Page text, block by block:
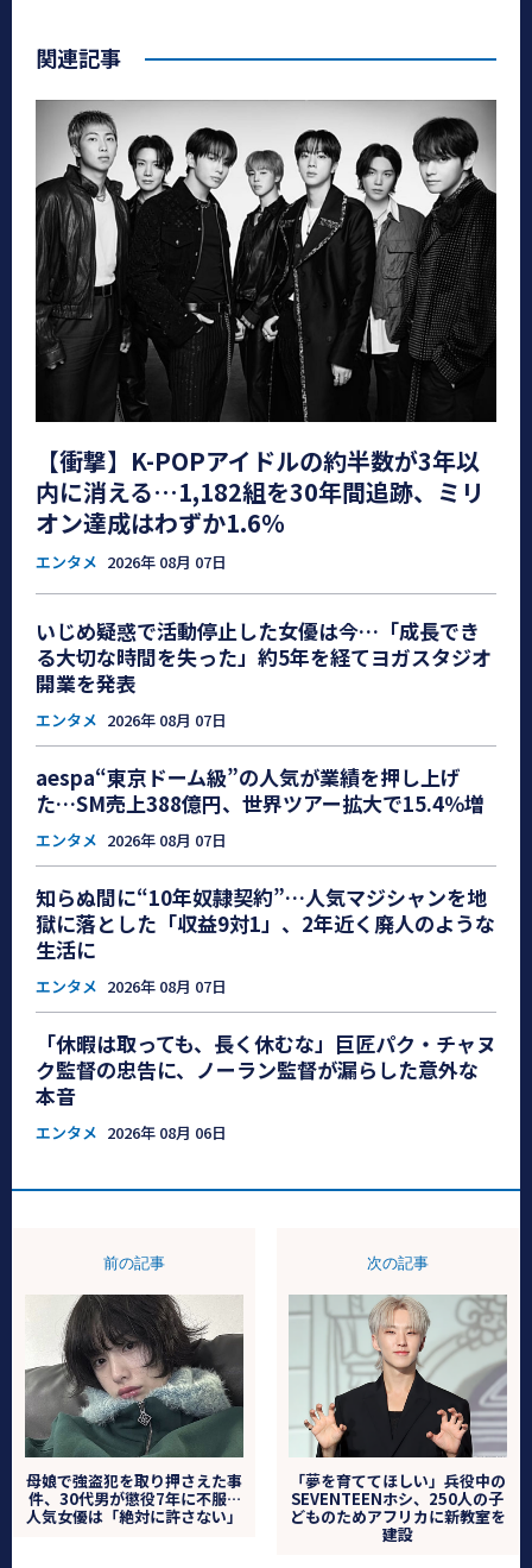
関連記事
【衝撃】K-POPアイドルの約半数が3年以
内に消える…1,182組を30年間追跡、ミリ
オン達成はわずか1.6％
エンタメ 2026年 08月 07日
いじめ疑惑で活動停止した女優は今…「成長でき
る大切な時間を失った」約5年を経てヨガスタジオ
開業を発表
エンタメ 2026年 08月 07日
aespa“東京ドーム級”の人気が業績を押し上げ
た…SM売上388億円、世界ツアー拡大で15.4％増
エンタメ 2026年 08月 07日
知らぬ間に“10年奴隷契約”…人気マジシャンを地
獄に落とした「収益9対1」、2年近く廃人のような
生活に
エンタメ 2026年 08月 07日
「休暇は取っても、長く休むな」巨匠パク・チャヌ
ク監督の忠告に、ノーラン監督が漏らした意外な
本音
エンタメ 2026年 08月 06日
前の記事
母娘で強盗犯を取り押さえた事
件、30代男が懲役7年に不服…
人気女優は「絶対に許さない」
次の記事
「夢を育ててほしい」兵役中の
SEVENTEENホシ、250人の子
どものためアフリカに新教室を
建設